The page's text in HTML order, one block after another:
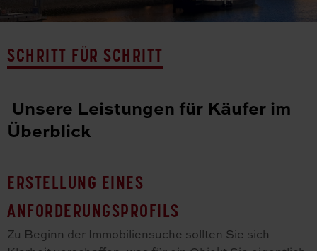
SCHRITT FÜR SCHRITT
Unsere Leistungen für Käufer im
Überblick
ERSTELLUNG EINES
ANFORDERUNGSPROFILS
Zu Beginn der Immobiliensuche sollten Sie sich